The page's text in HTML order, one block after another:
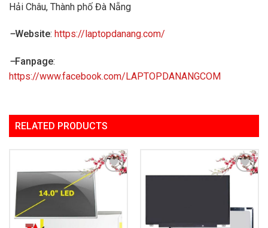
Hải Châu, Thành phố Đà Nẵng
–Website: https://laptopdanang.com/
–Fanpage:
https://www.facebook.com/LAPTOPDANANGCOM
RELATED PRODUCTS